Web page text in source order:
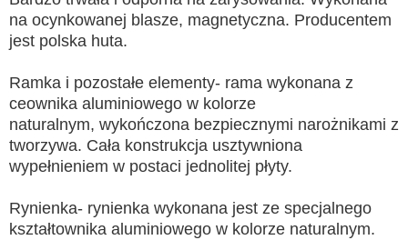
na ocynkowanej blasze, magnetyczna. Producentem
jest polska huta.
Ramka i pozostałe elementy- rama wykonana z
ceownika aluminiowego w kolorze
naturalnym, wykończona bezpiecznymi narożnikami z
tworzywa. Cała konstrukcja usztywniona
wypełnieniem w postaci jednolitej płyty.
Rynienka- rynienka wykonana jest ze specjalnego
kształtownika aluminiowego w kolorze naturalnym.